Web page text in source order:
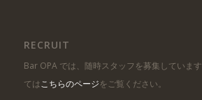
RECRUIT
Bar OPA では、随時スタッフを募集していま
てはこちらのページをご覧ください。